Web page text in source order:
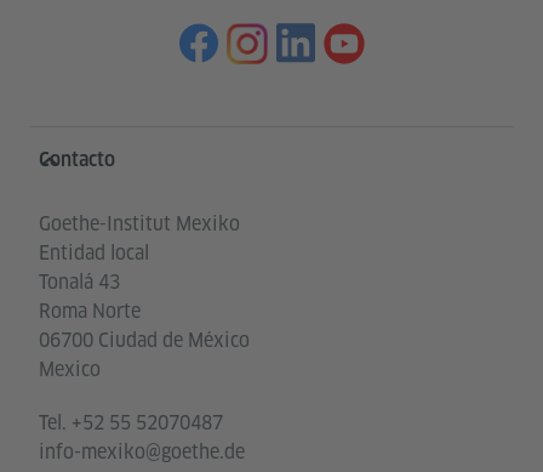
Service- und Informationsbereich
Contacto
Goethe-Institut Mexiko
Entidad local
Tonalá 43
Roma Norte
06700 Ciudad de México
Mexico
Tel. +52 55 52070487
info-mexiko@goethe.de